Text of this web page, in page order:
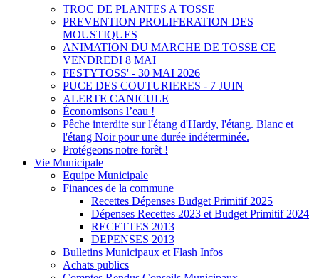
TROC DE PLANTES A TOSSE
PREVENTION PROLIFERATION DES
MOUSTIQUES
ANIMATION DU MARCHE DE TOSSE CE
VENDREDI 8 MAI
FESTYTOSS' - 30 MAI 2026
PUCE DES COUTURIERES - 7 JUIN
ALERTE CANICULE
Économisons l’eau !
Pêche interdite sur l'étang d'Hardy, l'étang. Blanc et
l'étang Noir pour une durée indéterminée.
Protégeons notre forêt !
Vie Municipale
Equipe Municipale
Finances de la commune
Recettes Dépenses Budget Primitif 2025
Dépenses Recettes 2023 et Budget Primitif 2024
RECETTES 2013
DEPENSES 2013
Bulletins Municipaux et Flash Infos
Achats publics